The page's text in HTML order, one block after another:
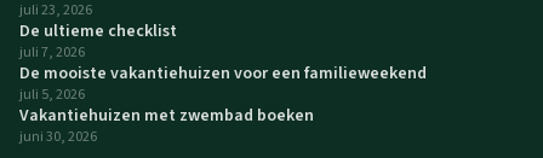
juli 23, 2026
De ultieme checklist
juli 7, 2026
De mooiste vakantiehuizen voor een familieweekend
juli 5, 2026
Vakantiehuizen met zwembad boeken
juni 30, 2026